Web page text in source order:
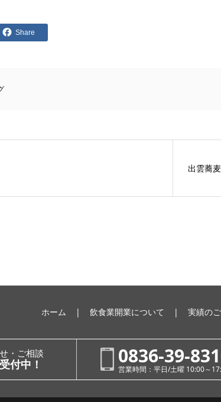
Share
出雲蕎麦
ホーム 飲食業開業について 実績の
・ご相談
付中！ 0836-39-
営業時間：平日/土曜 10:00～